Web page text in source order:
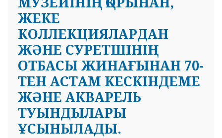
ЖЕКЕ
КОЛЛЕКЦИЯЛАРДАН
ЖӘНЕ СУРЕТШІНІҢ
ОТБАСЫ ЖИНАҒЫНАН 70-
ТЕН АСТАМ КЕСКІНДЕМЕ
ЖӘНЕ АКВАРЕЛЬ
ТУЫНДЫЛАРЫ
ҰСЫНЫЛАДЫ.